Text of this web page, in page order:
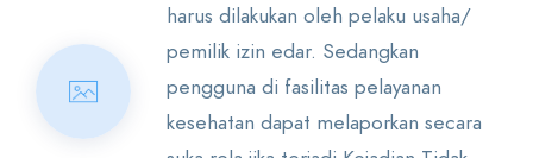
harus dilakukan oleh pelaku usaha/
pemilik izin edar. Sedangkan
pengguna di fasilitas pelayanan
kesehatan dapat melaporkan secara